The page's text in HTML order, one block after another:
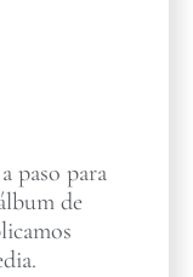
paso para
de